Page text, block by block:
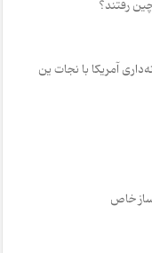
رفتند؟
آمریکا با نجات ین
خاص